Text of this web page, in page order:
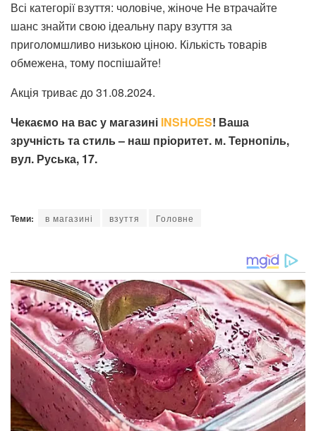
Всі категорії взуття: чоловіче, жіноче Не втрачайте
шанс знайти свою ідеальну пару взуття за
приголомшливо низькою ціною. Кількість товарів
обмежена, тому поспішайте!
Акція триває до 31.08.2024.
Чекаємо на вас у магазині INSHOES! Ваша
зручність та стиль – наш пріоритет. м. Тернопіль,
вул. Руська, 17.
Теми: в магазині взуття Головне